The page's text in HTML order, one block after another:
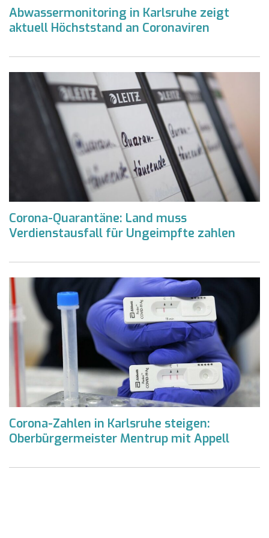
Abwassermonitoring in Karlsruhe zeigt
aktuell Höchststand an Coronaviren
Corona-Quarantäne: Land muss
Verdienstausfall für Ungeimpfte zahlen
Corona-Zahlen in Karlsruhe steigen:
Oberbürgermeister Mentrup mit Appell